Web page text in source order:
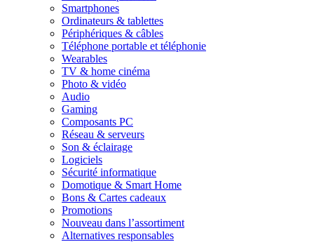
Smartphones
Ordinateurs & tablettes
Périphériques & câbles
Téléphone portable et téléphonie
Wearables
TV & home cinéma
Photo & vidéo
Audio
Gaming
Composants PC
Réseau & serveurs
Son & éclairage
Logiciels
Sécurité informatique
Domotique & Smart Home
Bons & Cartes cadeaux
Promotions
Nouveau dans l’assortiment
Alternatives responsables